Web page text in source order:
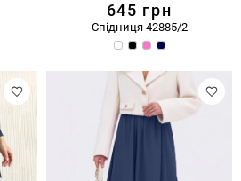
645 грн
Спідниця 42885/2